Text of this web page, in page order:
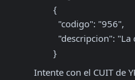
        }
Intente con el CUIT de